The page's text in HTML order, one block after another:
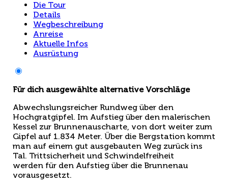
Die Tour
Details
Wegbeschreibung
Anreise
Aktuelle Infos
Ausrüstung
Für dich ausgewählte alternative Vorschläge
Abwechslungsreicher Rundweg über den
Hochgratgipfel. Im Aufstieg über den malerischen
Kessel zur Brunnenauscharte, von dort weiter zum
Gipfel auf 1.834 Meter. Über die Bergstation kommt
man auf einem gut ausgebauten Weg zurück ins
Tal. Trittsicherheit und Schwindelfreiheit
werden für den Aufstieg über die Brunnenau
vorausgesetzt.